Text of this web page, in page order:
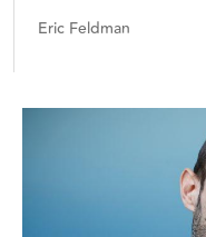
Eric Feldman